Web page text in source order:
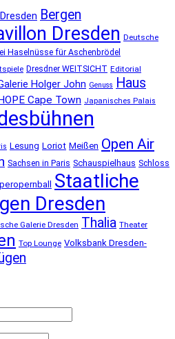
Bergen
Dresden Deutsche
Haselnüsse für Aschenbrödel
Dresdner WEITSICHT Editorial
Holger John Genuss
Haus
Cape Town Japanisches Palais
Lesung Loriot Meißen Open Air
Sachsen in Paris Schauspielhaus Schloss
Staatliche
Dresden
Galerie Dresden Thalia Theater
Top Lounge Volksbank Dresden-